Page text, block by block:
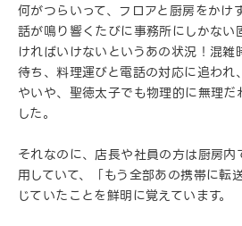
何がつらいって、フロアと厨房をかけ
話が鳴り響くたびに事務所にしかない
ければいけないというあの状況！混
待ち、料理運びと電話の対応に追われ
やいや、聖徳太子でも物理的に無理
した。
それなのに、店長や社員の方は厨房
用していて、「もう全部あの携帯に転
じていたことを鮮明に覚えています。